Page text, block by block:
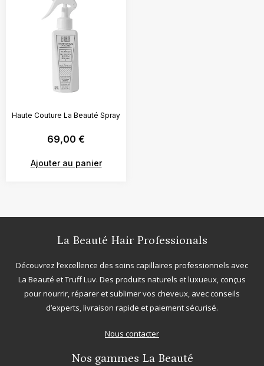
Haute Couture La Beauté Spray
69,00 €
Ajouter au panier
La Beauté Hair Professionals
Découvrez l’excellence des soins capillaires professionnels avec
La Beauté etTruff Luv. Des produits naturels et luxueux, conçus
pour nourrir, réparer et sublimer vos cheveux, avec conseils
d’experts, livraison rapide et paiement sécurisé.
Nous contacter
Nos gammes La Beauté